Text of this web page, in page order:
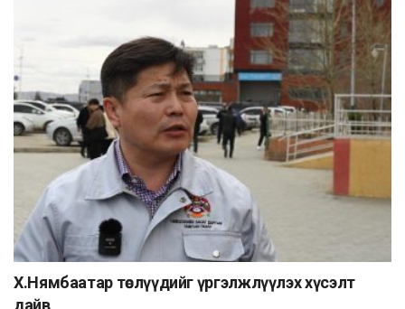
Х.Нямбаатар төслүүдийг үргэлжлүүлэх хүсэлт
дайв